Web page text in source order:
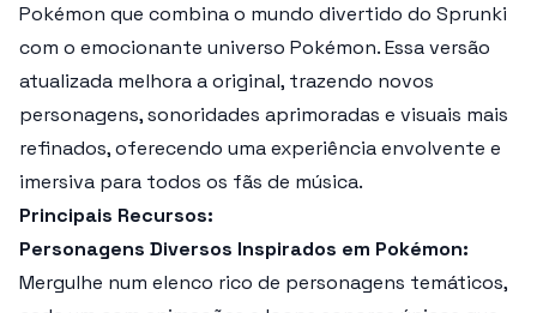
Pokémon que combina o mundo divertido do Sprunki
com o emocionante universo Pokémon. Essa versão
atualizada melhora a original, trazendo novos
personagens, sonoridades aprimoradas e visuais mais
refinados, oferecendo uma experiência envolvente e
imersiva para todos os fãs de música.
Principais Recursos:
Personagens Diversos Inspirados em Pokémon:
Mergulhe num elenco rico de personagens temáticos,